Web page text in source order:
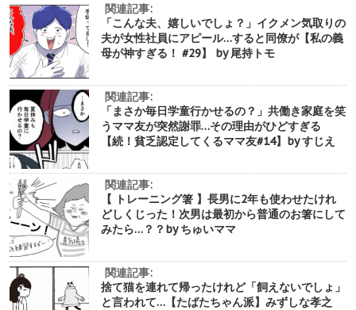
関連記事:
「こんな夫、嬉しいでしょ？」イクメン気取りの
夫が女性社員にアピール…すると同僚が【私の義
母が神すぎる！ #29】 by 尾持トモ
関連記事:
「まさか毎日学童行かせるの？」共働き家庭を笑
うママ友が突然謝罪…その理由がひどすぎる
【続！貧乏認定してくるママ友#14】by すじえ
関連記事:
【 トレーニング箸 】長男に2年も使わせたけれ
どしくじった！次男は最初から普通のお箸にして
みたら…？？by ちゅいママ
関連記事:
捨て猫を連れて帰ったけれど「飼えないでしょ」
と言われて…【たばたちゃん派】みずしな孝之